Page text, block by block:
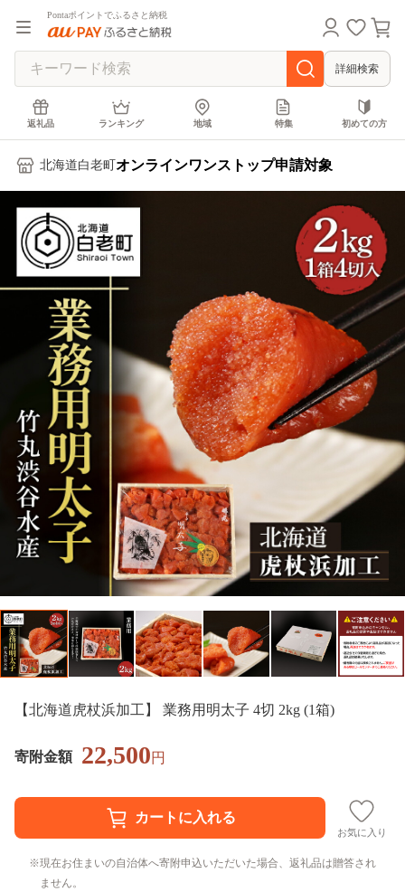
Pontaポイントでふるさと納税
詳細検索
返礼品 ランキング 地域 特集 初めての方
北海道白老町 オンラインワンストップ申請対象
【北海道虎杖浜加工】 業務用明太子 4切 2kg (1箱)
寄附金額 22,500円
お気に入り
現在お住まいの自治体へ寄附申込いただいた場合、返礼品は贈答され
ません。